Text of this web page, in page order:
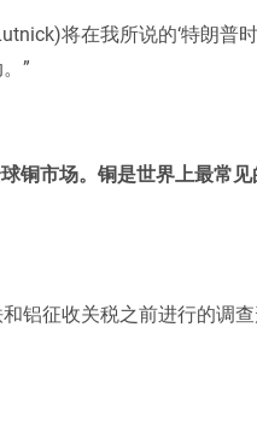
将在我所说的‘特朗普
”
铜市场。铜是世界上最常见
铝征收关税之前进行的调